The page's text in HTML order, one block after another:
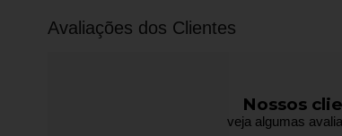
Avaliações dos Clientes
Nossos
veja algumas